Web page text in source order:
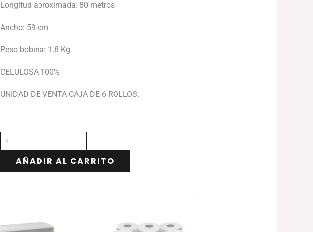
Longitud aproximada: 80 metros
Ancho: 59 cm
Peso bobina: 1.8 Kg
CELULOSA 100%
UNIDAD DE VENTA CAJA DE 6 ROLLOS.
AÑADIR AL CARRITO